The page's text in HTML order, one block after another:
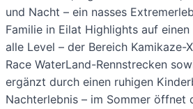
und Nacht – ein nasses
Familie in Eilat Highlights auf
alle Level – der Bereich Kamikaze-
Race WaterLand-Rennstrecken
ergänzt durch einen ruhigen
Nachterlebnis – im Sommer öffnet